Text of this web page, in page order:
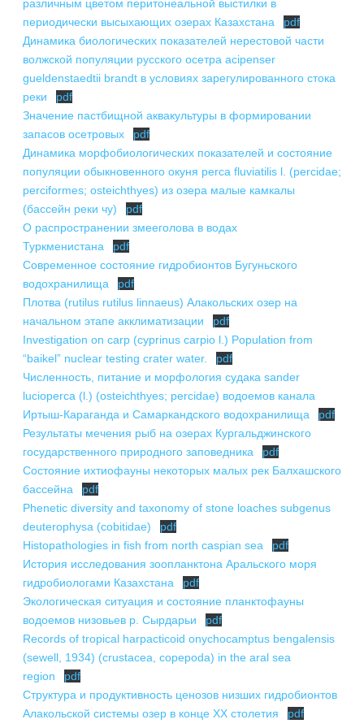
ОБОСНОВАНИЙ
ОРГАНИЗАЦИЯ ТРЕНИНГОВ И
СЕМИНАРОВ, ПОЛЕВЫХ ЭКСКУРСИЙ
ОРГАНИЗАЦИЯ ПОЛЕВЫХ ПРАКТИК,
СТАЖИРОВОК
СОВМЕСТНО С НАУЧНЫМ
ОБЩЕСТВОМ ТЕТИС
СЕЛЕВИНИЯ
SAIGA NEWS
различным цветом перитонеальной выстилки в
периодически высыхающих озерах Казахстана
pdf
Динамика биологических показателей нерестовой части
волжской популяции русского осетра acipenser
gueldenstaedtii brandt в условиях зарегулированного стока
реки
pdf
Значение пастбищной аквакультуры в формировании
запасов осетровых
pdf
Динамика морфобиологических показателей и состояние
популяции обыкновенного окуня perca fluviatilis l. (percidae;
perciformes; osteichthyes) из озера малые камкалы
(бассейн реки чу)
pdf
О распространении змееголова в водах
Туркменистана
pdf
Современное состояние гидробионтов Бугуньского
водохранилища
pdf
Плотва (rutilus rutilus linnaeus) Алакольских озер на
начальном этапе акклиматизации
pdf
Investigation on carp (cyprinus carpio l.) Population from
“baikel” nuclear testing crater water.
pdf
Численность, питание и морфология судака sander
lucioperca (l.) (osteichthyes; percidae) водоемов канала
Иртыш-Караганда и Самаркандского водохранилища
pdf
Результаты мечения рыб на озерах Кургальджинского
государственного природного заповедника
pdf
Состояние ихтиофауны некоторых малых рек Балхашского
бассейна
pdf
Phenetic diversity and taxonomy of stone loaches subgenus
deuterophysa (cobitidae)
pdf
Histopathologies in fish from north caspian sea
pdf
История исследования зоопланктона Аральского моря
гидробиологами Казахстана
pdf
Экологическая ситуация и состояние планктофауны
водоемов низовьев р. Сырдарьи
pdf
Records of tropical harpacticoid onychocamptus bengalensis
(sewell, 1934) (crustacea, copepoda) in the aral sea
region
pdf
Структура и продуктивность ценозов низших гидробионтов
Алакольской системы озер в конце XX столетия
pdf